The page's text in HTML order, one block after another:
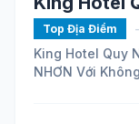
Top Địa Điểm -
King Hotel Quy
NHƠN Với